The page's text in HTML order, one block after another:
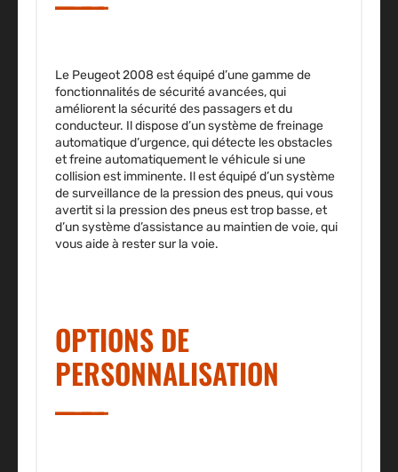
Le Peugeot 2008 est équipé d’une gamme de
fonctionnalités de sécurité avancées, qui
améliorent la sécurité des passagers et du
conducteur. Il dispose d’un système de freinage
automatique d’urgence, qui détecte les obstacles
et freine automatiquement le véhicule si une
collision est imminente. Il est équipé d’un système
de surveillance de la pression des pneus, qui vous
avertit si la pression des pneus est trop basse, et
d’un système d’assistance au maintien de voie, qui
vous aide à rester sur la voie.
OPTIONS DE
PERSONNALISATION